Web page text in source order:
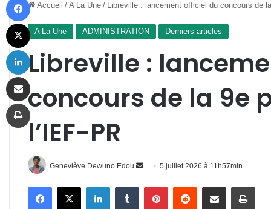
Accueil / A La Une / Libreville : lancement officiel du concours de
A La Une ADMINISTRATION Derniers articles
Libreville :
concours de la 9e
l’IEF-PR
Geneviève Dewuno Edou
Envoyer
courriel
5 juillet 2026 à 11h57min
FacebookX LinkedinTumblr PinterestReddit Partager par email
X
Imprimer